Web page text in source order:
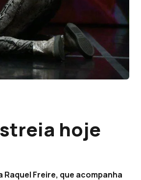
hoje
Freire, que acompanha